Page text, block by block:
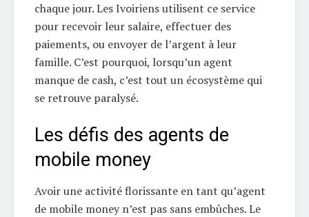
chaque jour. Les Ivoiriens utilisent ce service
pour recevoir leur salaire, effectuer des
paiements, ou envoyer de l’argent à leur
famille. C’est pourquoi, lorsqu’un agent
manque de cash, c’est tout un écosystème qui
se retrouve paralysé.
Les défis des agents de
mobile money
Avoir une activité florissante en tant qu’agent
de mobile money n’est pas sans embûches. Le